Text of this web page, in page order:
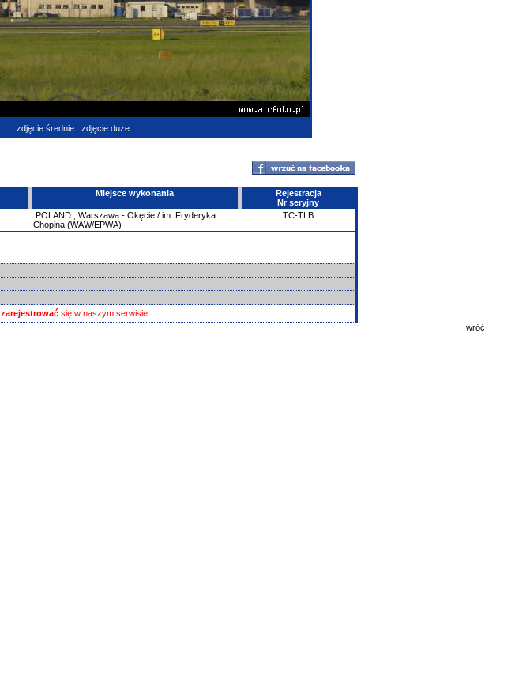
zdjęcie średnie zdjęcie duże
Miejsce wykonania
Rejestracja
Nr seryjny
POLAND, Warszawa - Okęcie / im. Fryderyka
Chopina (WAW/EPWA)
TC-TLB
zarejestrowaćsię w naszym serwisie
wróć